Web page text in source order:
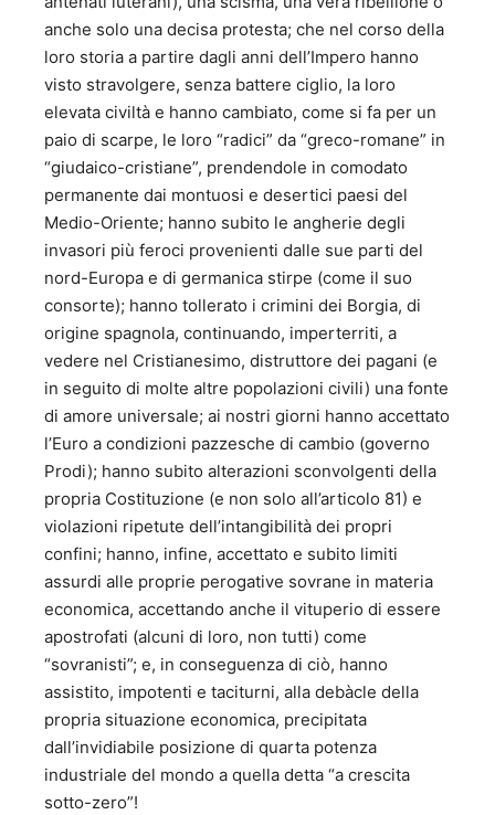
(“Specchio Economico”, “Politica e Mezzogiorno”
“Minerva” ed altre). d) E’ iscritto all’albo dei giornalisti
pubblicisti (Ordine interregionale del Lazio e del Molise)
dal 1992. 5 – Onorificenze: a) Cavaliere di Gran Croce –
Ordine al Merito della Repubblica Italiana – data di
conferimento 28 gennaio 2002 b) Cavaliere di Gran Croce
al Merito dell’Ordine Sovrano Militare di Malta c)
Accademico dell’Accademia Filarmonica Romana. d)
Cittadino Onorario di Eboli - Amministrazione Comunale f)
Insignito del Premio Capalbio “per lo stile nel Governo” 6 –
Autore di libri: A) SAGGI SOCIO-POLITICI 1. "Cinquanta
proposte di buon governo” - Marsilio Editore - 1992; 2.
“L’irresistibile vento dell’ovest” - Menzione speciale al
Premio Internazionale di saggistica “Salvatore Valitutti”;
Minerva Editrice - 2001; 3. “Recondite armonie di riforme
diverse” - Premio Presidente Provincia Salerno al premio
internazionale di saggistica “Salvatore Valitutti” - Maggioli
Editore - 2004; 4. “Le utopie possibili. Bel Paese e Buon
Governo” - Premio alla carriera al Premio internazionale di
saggistica “Salvatore Valitutti” 2005 - Maggioli Editore -
2005; 5. “Le probabilità ragionevoli” - 2006; 6. “La
passione della ragione” - Avagliano Editore - 2008; 7.
“Dall’impegno al distacco” - Avagliano Editore - 2007; 8.
“Casta Italia” - Avagliano Editore - 2009; 9. “Nessun
dorma” - Avagliano Editore - 2010; 10. “Le luci spente
dell’illuminismo” - Avagliano Editore - 2010; 11. “La forza e
indulgente” – Avagliano Editore - 2013 13. “EUROCRASH –
Cinquanta ipotesi d’incerto futuro” – Curcio Editore 2014
14. “Debole di costituzione” – Editore Mondadori 2014 15.
“Europa mia, benché il parlar sia indarno” Avagliano
Editore, 2017 16. " Il decennio nero degli Italiani – Dal
anche solo una decisa protesta; che nel corso della
loro storia a partire dagli anni dell’Impero hanno
visto stravolgere, senza battere ciglio, la loro
elevata civiltà e hanno cambiato, come si fa per un
paio di scarpe, le loro “radici” da “greco-romane” in
“giudaico-cristiane”, prendendole in comodato
permanente dai montuosi e desertici paesi del
Medio-Oriente; hanno subito le angherie degli
invasori più feroci provenienti dalle sue parti del
nord-Europa e di germanica stirpe (come il suo
consorte); hanno tollerato i crimini dei Borgia, di
origine spagnola, continuando, imperterriti, a
vedere nel Cristianesimo, distruttore dei pagani (e
in seguito di molte altre popolazioni civili) una fonte
di amore universale; ai nostri giorni hanno accettato
l’Euro a condizioni pazzesche di cambio (governo
Prodi); hanno subito alterazioni sconvolgenti della
propria Costituzione (e non solo all’articolo 81) e
violazioni ripetute dell’intangibilità dei propri
confini; hanno, infine, accettato e subito limiti
assurdi alle proprie perogative sovrane in materia
economica, accettando anche il vituperio di essere
apostrofati (alcuni di loro, non tutti) come
“sovranisti”; e, in conseguenza di ciò, hanno
assistito, impotenti e taciturni, alla debàcle della
propria situazione economica, precipitata
dall’invidiabile posizione di quarta potenza
industriale del mondo a quella detta “a crescita
sotto-zero”!